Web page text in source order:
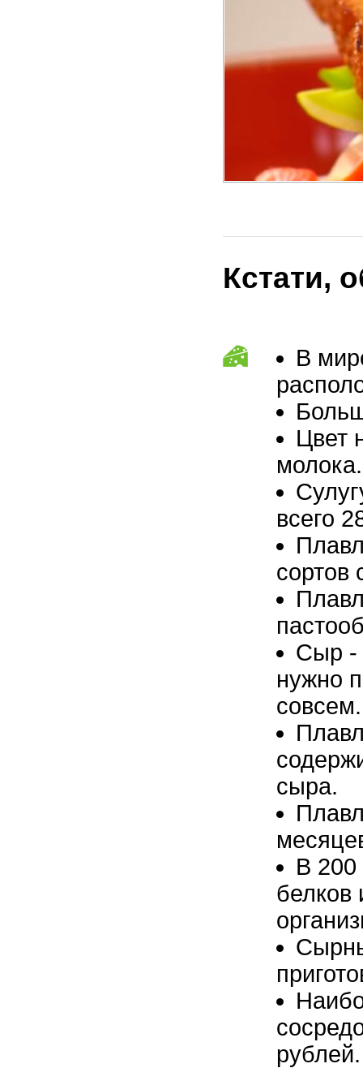
Кстати,
В
Цвет
молока.
всего
сортов
Сыр -
нужно
совсем.
сыра.
В 200
белков
рублей.